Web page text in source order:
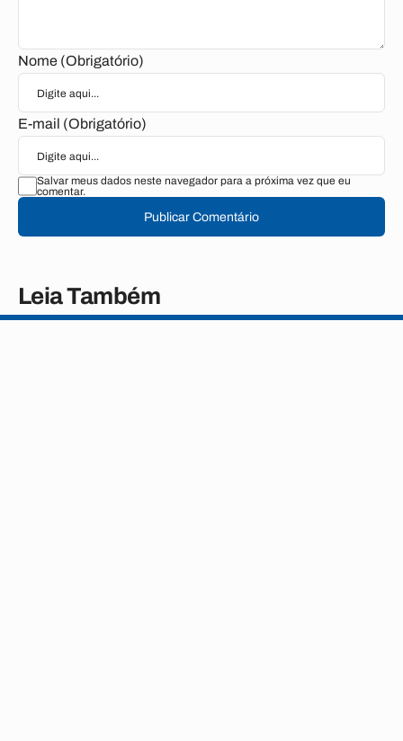
Nome (Obrigatório)
E-mail (Obrigatório)
Salvar meus dados neste navegador para a próxima vez que eu
comentar.
Publicar Comentário
Leia Também